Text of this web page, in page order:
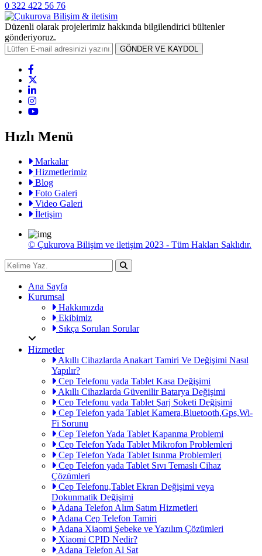
0 322 422 56 76
Düzenli olarak projelerimiz hakkında bilgilendirici bültenler
gönderiyoruz.
GÖNDER VE KAYDOL
Hızlı Menü
Markalar
Hizmetlerimiz
Blog
Foto Galeri
Video Galeri
İletişim
© Çukurova Bilişim ve iletişim 2023 - Tüm Hakları Saklıdır.
Ana Sayfa
Kurumsal
Hakkımızda
Ekibimiz
Sıkça Sorulan Sorular
Hizmetler
Akıllı Cihazlarda Anakart Tamiri Ve Değişimi Nasıl
Yapılır?
Cep Telefonu yada Tablet Kasa Değişimi
Akıllı Cihazlarda Güvenilir Batarya Değişimi
Cep Telefonu yada Tablet Şarj Soketi Değişimi
Cep Telefon yada Tablet Kamera,Bluetooth,Gps,Wi-
Fi Sorunu
Cep Telefon Yada Tablet Kapanma Problemi
Cep Telefon Yada Tablet Mikrofon Problemleri
Cep Telefon Yada Tablet Isınma Problemleri
Cep Telefon yada Tablet Sıvı Temaslı Cihaz
Çözümleri
Cep Telefonu,Tablet Ekran Değişimi veya
Dokunmatik Değişimi
Adana Telefon Alım Satım Hizmetleri
Adana Cep Telefon Tamiri
Adana Xiaomi Şebeke ve Yazılım Çözümleri
Xiaomi CPID Nedir?
Adana Telefon Al Sat